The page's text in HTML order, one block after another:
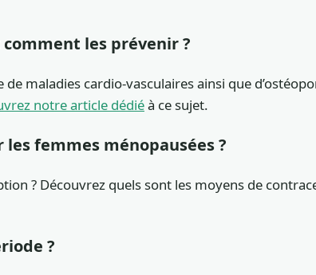
les prévenir ?
maladies cardio-vasculaires ainsi que
notre article dédiéà ce sujet.
femmes ménopausées ?
? Découvrez quels sont les moyens de
?